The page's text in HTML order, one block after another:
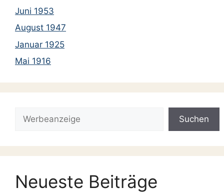
Juni 1953
August 1947
Januar 1925
Mai 1916
Suchen
Suchen
Neueste Beiträge